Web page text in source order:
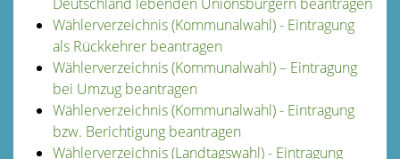
Wählerverzeichnis (Kommunalwahl) - Eintragung
als Rückkehrer beantragen
Wählerverzeichnis (Kommunalwahl) – Eintragung
bei Umzug beantragen
Wählerverzeichnis (Kommunalwahl) - Eintragung
bzw. Berichtigung beantragen
Wählerverzeichnis (Landtagswahl) - Eintragung